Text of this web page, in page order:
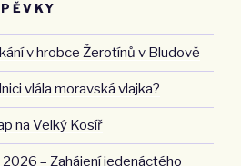
v hrobce Žerotínů v Bludově
vlála moravská vlajka?
na Velký Kosíř
– Zahájení jedenáctého